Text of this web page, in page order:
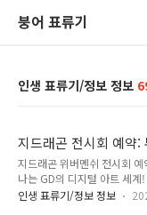
붕어 표류기
인생 표류기/정보 정보
지드래곤 전시회 예약:
팁!
지드래곤 위버멘쉬 전시회
나는 GD의 디지털 아트 세
계를 넘나드는 아이콘, 지드
인생 표류기/정보 정보